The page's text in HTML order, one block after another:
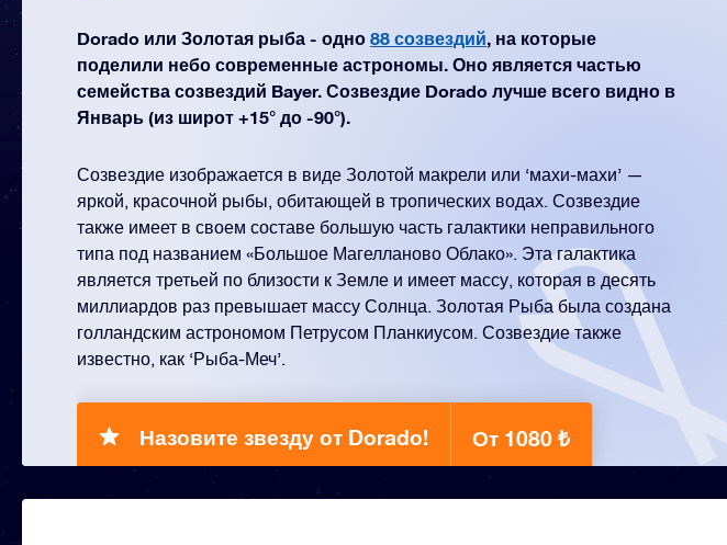
Dorado или Золотая рыба - одно 88 созвездий, на которые
поделили небо современные астрономы. Оно является частью
семейства созвездий Bayer. Созвездие Dorado лучше всего видно в
Январь (из широт +15° до -90°).
Созвездие изображается в виде Золотой макрели или ‘махи-махи’ —
яркой, красочной рыбы, обитающей в тропических водах. Созвездие
также имеет в своем составе большую часть галактики неправильного
типа под названием «Большое Магелланово Облако». Эта галактика
является третьей по близости к Земле и имеет массу, которая в десять
миллиардов раз превышает массу Солнца. Золотая Рыба была создана
голландским астрономом Петрусом Планкиусом. Созвездие также
известно, как ‘Рыба-Меч’.
Назовите звезду от Dorado! От 1080 ₺